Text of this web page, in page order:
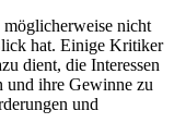
nicht
hat. Einige Kritiker
dient, die Interessen
und ihre Gewinne zu
und